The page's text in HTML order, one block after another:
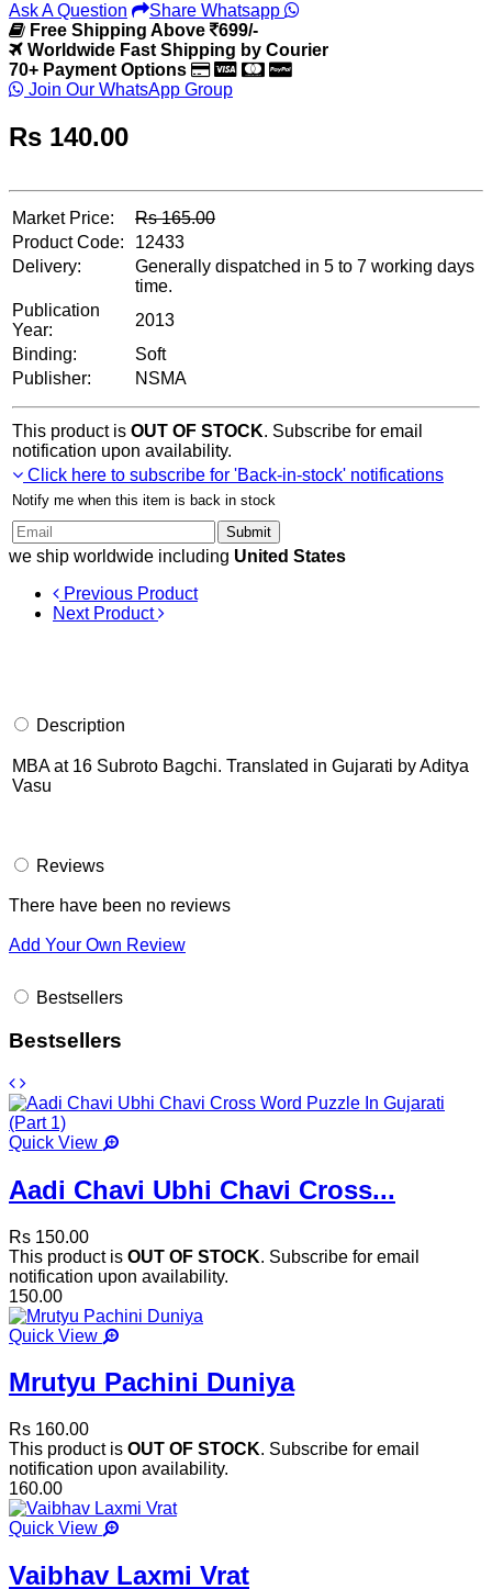
Ask A Question
Share Whatsapp
Free Shipping Above
699/-
Worldwide Fast Shipping by Courier
70+ Payment Options
Join Our WhatsApp Group
Rs 140.00
Market Price: Rs165.00
Product Code:
12433
Delivery:
Generally dispatched in 5 to 7 working days
time.
Publication
Year:
2013
Binding:
Soft
Publisher:
NSMA
This product is OUT OF STOCK. Subscribe for email
notification upon availability.
Click here to subscribe for 'Back-in-stock' notifications
Notify me when this item is back in stock
Submit
we ship worldwide including United States
Previous Product
Next Product
Description
MBA at 16 Subroto Bagchi. Translated in Gujarati by Aditya
Vasu
Reviews
There have been no reviews
Add Your Own Review
Bestsellers
Bestsellers
Quick View
Aadi Chavi Ubhi Chavi Cross...
Rs 150.00
This product is OUT OF STOCK. Subscribe for email
notification upon availability.
150.00
Quick View
Mrutyu Pachini Duniya
Rs 160.00
This product is OUT OF STOCK. Subscribe for email
notification upon availability.
160.00
Quick View
Vaibhav Laxmi Vrat